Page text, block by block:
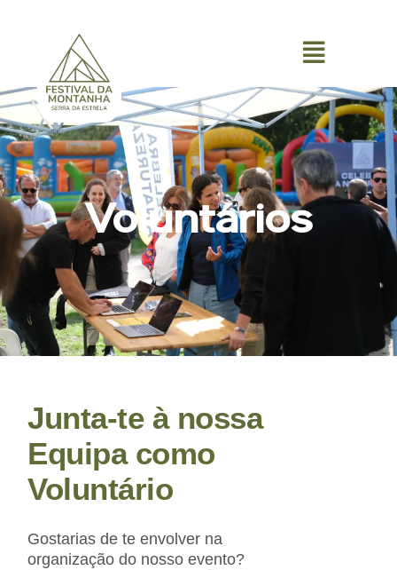
Voluntários
Junta-te ànossa
Equipa como
Voluntário
Gostarias de te envolver na
organização do nosso evento?